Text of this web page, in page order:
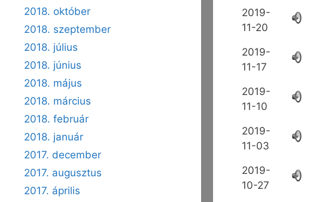
2019-
11-20
2019-
11-17
2019-
11-10
2019-
11-03
2019-
10-27
2018. október
2018. szeptember
2018. július
2018. június
2018. május
2018. március
2018. február
2018. január
2017. december
2017. augusztus
2017. április